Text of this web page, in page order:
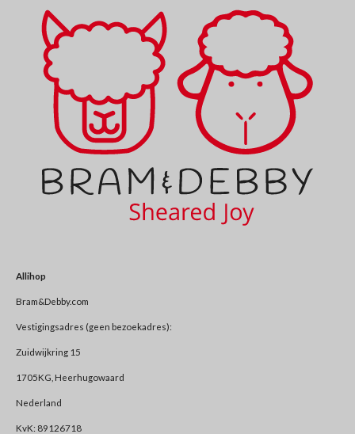
Allihop
Bram&Debby.com
Vestigingsadres (geen bezoekadres):
Zuidwijkring 15
1705KG, Heerhugowaard
Nederland
KvK: 89126718